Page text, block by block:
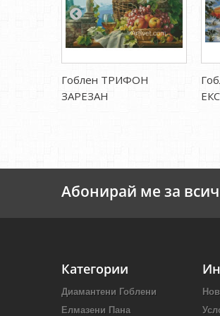
Гоблен ТРИФОН
ЗАРЕЗАН
Абонирай ме за
Категории
Диамантени Гоблени
Елмазени Пана